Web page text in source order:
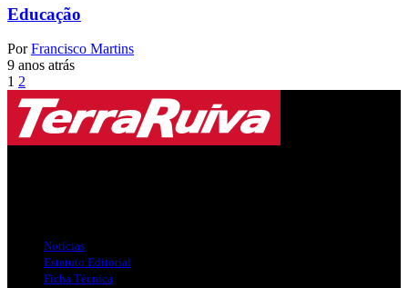
Educação
Por Francisco Martins
9 anos atrás
1 2
Notícias
Estatuto Editorial
Ficha Técnica